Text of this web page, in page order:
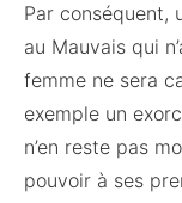
Par conséquent,
au Mauvais qui
femme ne sera
exemple un
n’en reste pas
pouvoir à ses